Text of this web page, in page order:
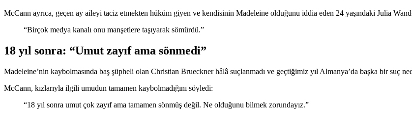
McCann ayrıca, geçen ay aileyi taciz etmekten hüküm giyen ve kendisinin Madeleine olduğunu iddia eden 24 yaşındaki Julia
“Birçok medya kanalı onu manşetlere taşıyarak sömürdü.”
18 yıl sonra: “Umut zayıf ama sönmedi”
Madeleine’nin kaybolmasında baş şüpheli olan Christian Brueckner hâlâ suçlanmadı ve geçtiğimiz yıl Almanya’da başka bir suç
McCann, kızlarıyla ilgili umudun tamamen kaybolmadığını söyledi:
“18 yıl sonra umut çok zayıf ama tamamen sönmüş değil. Ne olduğunu bilmek zorundayız.”